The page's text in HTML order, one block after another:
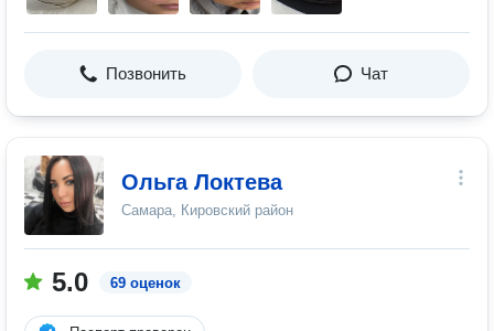
Позвонить Чат
Ольга Локтева
Самара, Кировский район
5.0 69 оценок